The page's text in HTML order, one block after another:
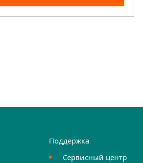
Поддержка
Сервисный центр